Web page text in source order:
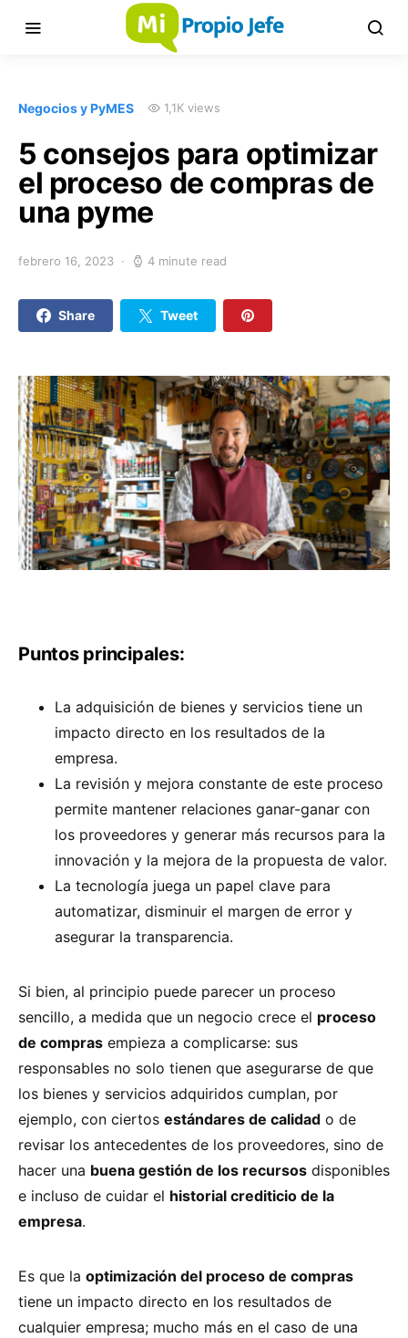
Negocios y PyMES 1,1K views
5 consejos para optimizar
el proceso de compras de
una pyme
febrero 16, 2023 4 minute read
Share Tweet
Puntos principales:
La adquisición de bienes y servicios tiene un
impacto directo en los resultados de la
empresa.
La revisión y mejora constante de este proceso
permite mantener relaciones ganar-ganar con
los proveedores y generar más recursos para la
innovación y la mejora de la propuesta de valor.
La tecnología juega un papel clave para
automatizar, disminuir el margen de error y
asegurar la transparencia.
Si bien, al principio puede parecer un proceso
sencillo, a medida que un negocio crece el proceso
de compras empieza a complicarse: sus
responsables no solo tienen que asegurarse de que
los bienes y servicios adquiridos cumplan, por
ejemplo, con ciertos estándares de calidad o de
revisar los antecedentes de los proveedores, sino de
hacer una buena gestión de los recursos disponibles
e incluso de cuidar el historial crediticio de la
empresa.
Es que la optimización del proceso de compras
tiene un impacto directo en los resultados de
cualquier empresa; mucho más en el caso de una